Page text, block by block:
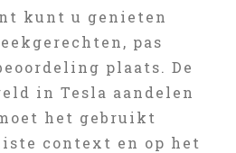
kunt u genieten
pas
plaats. De
in Tesla aandelen
het gebruikt
context en op het